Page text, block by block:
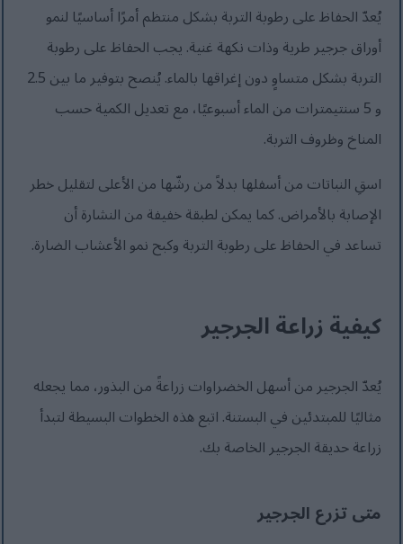
يُعدّ الحفاظ على رطوبة التربة بشكل منتظم أمرًا أساسيًا لنمو
أوراق جرجير طرية وذات نكهة غنية. يجب الحفاظ على رطوبة
التربة بشكل متساوٍ دون إغراقها بالماء. يُنصح بتوفير ما بين 2.5
و 5 سنتيمترات من الماء أسبوعيًا، مع تعديل الكمية حسب
المناخ وظروف التربة.
اسقِ النباتات من أسفلها بدلاً من رشّها من الأعلى لتقليل خطر
الإصابة بالأمراض. كما يمكن لطبقة خفيفة من النشارة أن
تساعد في الحفاظ على رطوبة التربة وكبح نمو الأعشاب الضارة.
كيفية زراعة الجرجير
يُعدّ الجرجير من أسهل الخضراوات زراعةً من البذور، مما يجعله
مثاليًا للمبتدئين في البستنة. اتبع هذه الخطوات البسيطة لتبدأ
زراعة حديقة الجرجير الخاصة بك.
متى تزرع الجرجير